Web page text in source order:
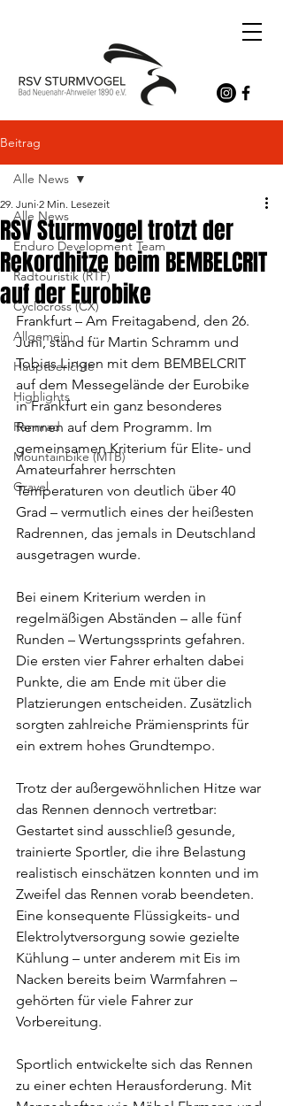
Beitrag
Alle News
Enduro Development Team
Radtouristik (RTF)
Cyclocross (CX)
Allgemein
Hauptberichte
Highlights
Rennrad
Mountainbike (MTB)
Gravel
Alle News
RSV Sturmvogel trotzt der
Rekordhitze beim BEMBELCRIT
auf der Eurobike
29. Juni 2 Min. Lesezeit
Frankfurt – Am Freitagabend, den 26.
Juni, stand für Martin Schramm und
Tobias Lingen mit dem BEMBELCRIT
auf dem Messegelände der Eurobike
in Frankfurt ein ganz besonderes
Rennen auf dem Programm. Im
gemeinsamen Kriterium für Elite- und
Amateurfahrer herrschten
Temperaturen von deutlich über 40
Grad – vermutlich eines der heißesten
Radrennen, das jemals in Deutschland
ausgetragen wurde.
Bei einem Kriterium werden in
regelmäßigen Abständen – alle fünf
Runden – Wertungssprints gefahren.
Die ersten vier Fahrer erhalten dabei
Punkte, die am Ende mit über die
Platzierungen entscheiden. Zusätzlich
sorgten zahlreiche Prämiensprints für
ein extrem hohes Grundtempo.
Trotz der außergewöhnlichen Hitze war
das Rennen dennoch vertretbar:
Gestartet sind ausschließ gesunde,
trainierte Sportler, die ihre Belastung
realistisch einschätzen konnten und im
Zweifel das Rennen vorab beendeten.
Eine konsequente Flüssigkeits- und
Elektrolytversorgung sowie gezielte
Kühlung – unter anderem mit Eis im
Nacken bereits beim Warmfahren –
gehörten für viele Fahrer zur
Vorbereitung.
Sportlich entwickelte sich das Rennen
zu einer echten Herausforderung. Mit